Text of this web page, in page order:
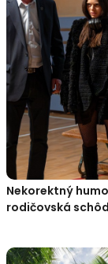
Nekorektný
rodičovská